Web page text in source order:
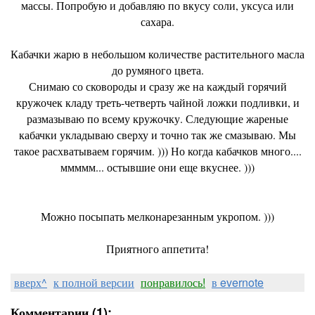
массы. Попробую и добавляю по вкусу соли, уксуса или
сахара.
Кабачки жарю в небольшом количестве растительного масла
до румяного цвета.
Снимаю со сковороды и сразу же на каждый горячий
кружочек кладу треть-четверть чайной ложки подливки, и
размазываю по всему кружочку. Следующие жареные
кабачки укладываю сверху и точно так же смазываю. Мы
такое расхватываем горячим. ))) Но когда кабачков много....
ммммм... остывшие они еще вкуснее. )))
Можно посыпать мелконарезанным укропом. )))
Приятного аппетита!
вверх^ к полной версии понравилось! в evernote